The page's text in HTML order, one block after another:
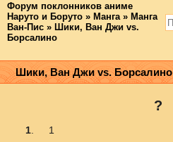
Форум поклонников аниме
Наруто и Боруто » Манга » Манга
Ван-Пис » Шики, Ван Джи vs.
Борсалино
Шики, Ван Джи vs. Борсалино
?
1 1